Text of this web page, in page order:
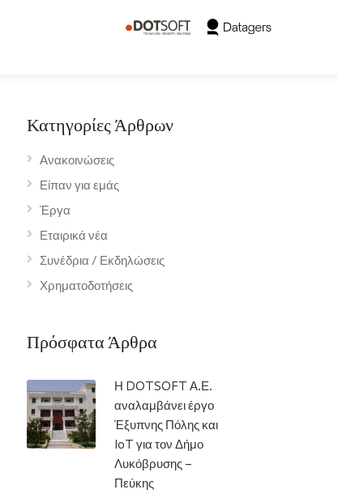
Κατηγορίες Άρθρων
Ανακοινώσεις
Είπαν για εμάς
Έργα
Εταιρικά νέα
Συνέδρια / Εκδηλώσεις
Χρηματοδοτήσεις
Πρόσφατα Άρθρα
Η DOTSOFT Α.Ε.
αναλαμβάνει έργο
Έξυπνης Πόλης και
IoT για τον Δήμο
Λυκόβρυσης –
Πεύκης